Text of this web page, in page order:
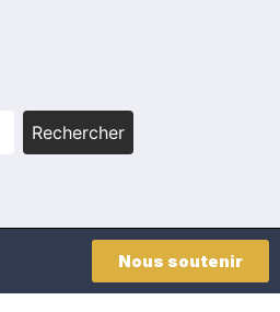
Rechercher
Nous soutenir